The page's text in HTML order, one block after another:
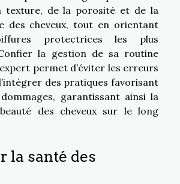
texture, de la porosité et de la
des cheveux, tout en orientant
protectrices les plus
la gestion de sa routine
permet d’éviter les erreurs
des pratiques favorisant
garantissant ainsi la
des cheveux sur le long
la santé des